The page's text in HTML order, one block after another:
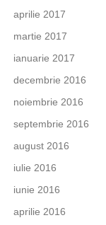
aprilie 2017
martie 2017
ianuarie 2017
decembrie 2016
noiembrie 2016
septembrie 2016
august 2016
iulie 2016
iunie 2016
aprilie 2016